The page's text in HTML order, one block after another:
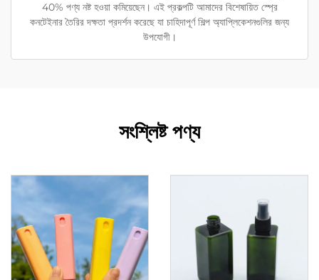
40% পণ্য নষ্ট হওয়া কমিয়েছেন। এই প্রকল্পটি আমাদের বিশেষায়িত স্প্রে
কনটেইনার তৈরির দক্ষতা প্রদর্শন করেছে যা চাহিদাপূর্ণ শিল্প অ্যাপ্লিকেশনগুলির জন্য
উপযোগী।
সংশ্লিষ্ট পণ্য